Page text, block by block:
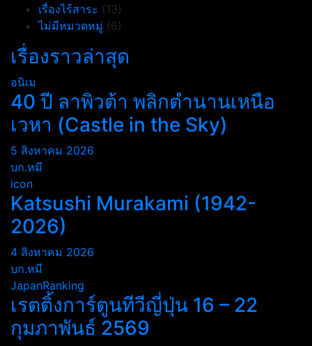
เรื่องไร้สาระ (13)
ไม่มีหมวดหมู่ (6)
เรื่องราวล่าสุด
อนิเม
40 ปี ลาพิวต้า พลิกตำนานเหนือ
เวหา (Castle in the Sky)
5 สิงหาคม 2026
บก.หมี
icon
Katsushi Murakami (1942-
2026)
4 สิงหาคม 2026
บก.หมี
JapanRanking
เรตติ้งการ์ตูนทีวีญี่ปุ่น 16 – 22
กุมภาพันธ์ 2569